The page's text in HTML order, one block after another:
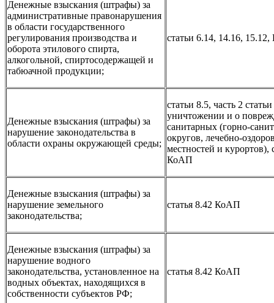
Денежные взыскания (штрафы) за
административные правонарушения
в области государственного
регулирования производства и
оборота этилового спирта,
алкогольной, спиртосодержащей и
табюачной продукции;
статьи 6.14, 14.16,
Денежные взыскания (штрафы) за
нарушение законодательства в
области охраны окружающей среды;
статьи 8.5, часть 2
уничтожении и о
санитарных (горно-
округов, лечебно-
местностей и курортов),
КоАП
Денежные взыскания (штрафы) за
нарушение земельного
законодательства;
статья 8.42 КоАП
Денежные взыскания (штрафы) за
нарушение водного
законодательства, установленное на
водных объектах, находящихся в
собственности субъектов РФ;
статья 8.42 КоАП